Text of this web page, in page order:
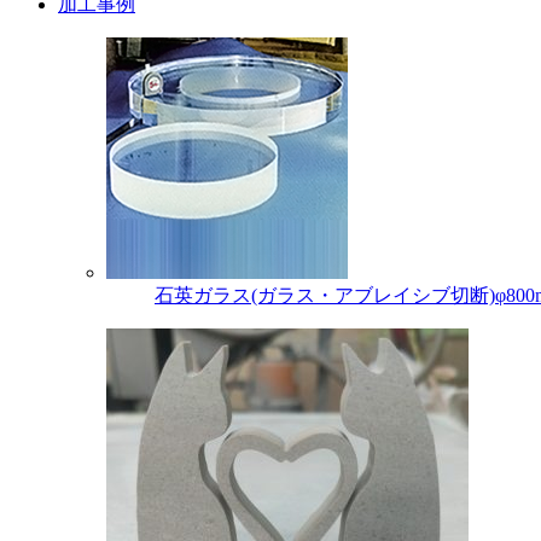
加工事例
石英ガラス(ガラス・アブレイシブ切断